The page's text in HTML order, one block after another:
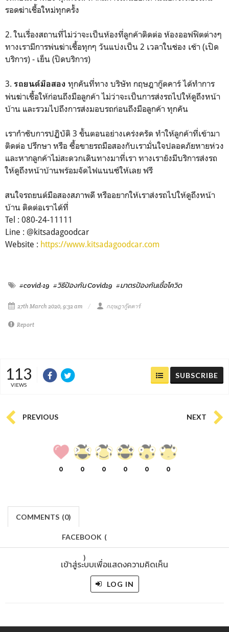
รอดฆ่าเชื้อใหม่ทุกครั้ง
2. ในเรื่องสถานที่ไม่ว่าจะเป็นห้องที่ลูกค้าติดต่อ ห้องออฟฟิตต่างๆ
ทางเรามีการพ่นฆ่าเชื้อทุกๆ วันแบ่งเป็น 2 เวลาในช่อง เช้า (เปิด
บริการ) - เย็น (ปิดบริการ)
3. รถยนต์มือสอง ทุกคันที่ทาง บริษัท กฤษฎากู๊ดคาร์ ได้ทำการ
พ่นฆ่าเชื้อให้ก่อนถึงมือลูกค้า ไม่ว่าจะเป็นการส่งรถไปให้ดูถึงหน้า
บ้าน และรวมไปถึงการส่งมอบรถก่อนถึงมือลูกค้า ทุกคัน
เรากำชับการปฏิบัติ 3 ขั้นตอนอย่างเคร่งครัด ทำให้ลูกค้าที่เข้ามา
ติดต่อ ปรึกษา หรือ ซื้อขายรถมือสองกับเรามั่นใจปลอดภัยหายห่วง
และหากลูกค้าไม่สะดวกเดินทางมาที่เรา ทางเรายังมีบริการส่งรถ
ให้ดูถึงหน้าบ้านพร้อมจัดไฟแนนซ์ให้เลย ฟรี
สนใจรถยนต์มือสองสภาพดี หรืออยากให้เราส่งรถไปให้ดูถึงหน้า
บ้าน ติดต่อเราได้ที่
Tel : 080-24-11111
Line : @kitsadagoodcar
Website : https://www.kitsadagoodcar.com
#covid-19 #วิธีป้องกัน Covid19 #มาตรป้องกันเชื้อโควิด
27th March 2020, 9:32 am กฤษฎากู๊ดคาร์
Report
113
VIEWS
SUBSCRIBE
PREVIOUS NEXT
0 0 0 0 0 0
COMMENTS (0)
FACEBOOK (
)
เข้าสู่ระบบเพื่อแสดงความคิดเห็น
LOG IN